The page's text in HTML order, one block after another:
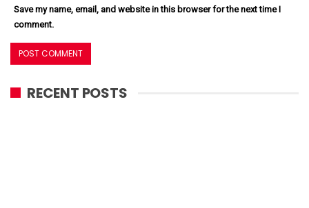
Save my name, email, and website in this browser for the next time I
comment.
RECENT POSTS